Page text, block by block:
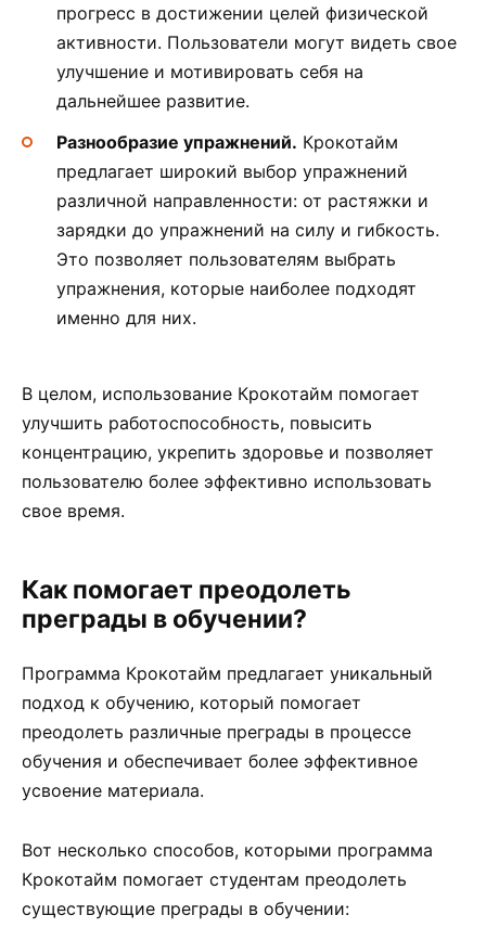
прогресс в достижении целей физической
активности. Пользователи могут видеть свое
улучшение и мотивировать себя на
дальнейшее развитие.
Разнообразие упражнений. Крокотайм
предлагает широкий выбор упражнений
различной направленности: от растяжки и
зарядки до упражнений на силу и гибкость.
Это позволяет пользователям выбрать
упражнения, которые наиболее подходят
именно для них.
В целом, использование Крокотайм помогает
улучшить работоспособность, повысить
концентрацию, укрепить здоровье и позволяет
пользователю более эффективно использовать
свое время.
Как помогает преодолеть
преграды в обучении?
Программа Крокотайм предлагает уникальный
подход к обучению, который помогает
преодолеть различные преграды в процессе
обучения и обеспечивает более эффективное
усвоение материала.
Вот несколько способов, которыми программа
Крокотайм помогает студентам преодолеть
существующие преграды в обучении: